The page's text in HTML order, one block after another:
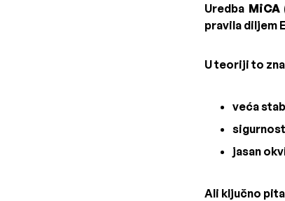
Uredba
pravila diljem
U teoriji to
veća
jasan
Ali ključno